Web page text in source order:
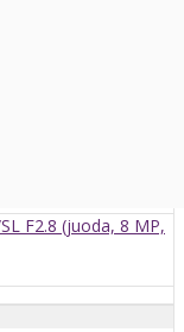
F2.8 (juoda, 8 MP,